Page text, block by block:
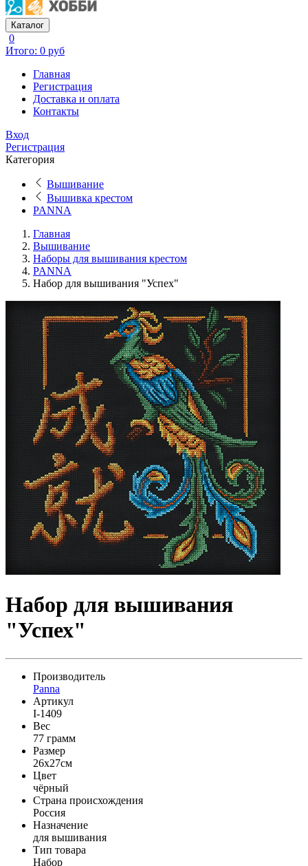
Каталог
0
Итого: 0 руб
Главная
Регистрация
Доставка и оплата
Контакты
Вход
Регистрация
Категория
Вышивание
Вышивка крестом
PANNA
Главная
Вышивание
Наборы для вышивания крестом
PANNA
Набор для вышивания "Успех"
Набор для вышивания
"Успех"
Производитель
Panna
Артикул
I-1409
Вес
77 грамм
Размер
26x27см
Цвет
чёрный
Страна происхождения
Россия
Назначение
для вышивания
Тип товара
Набор